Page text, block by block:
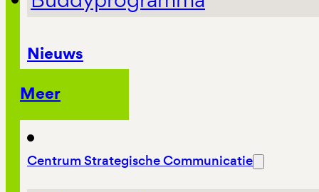
Nieuws
Meer
Centrum Strategische Communicatie